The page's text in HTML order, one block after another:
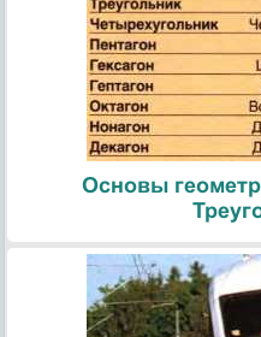
Основы